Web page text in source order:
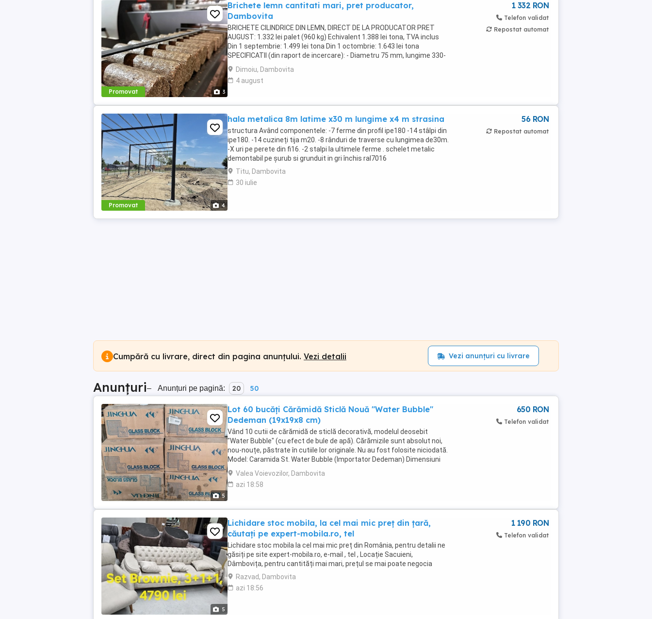
Promovat 3
Brichete lemn cantitati mari, pret producator,
Dambovita
BRICHETE CILINDRICE DIN LEMN, DIRECT DE LA PRODUCATOR PRET
AUGUST: 1.332 lei palet (960 kg) Echivalent 1.388 lei tona, TVA inclus
Din 1 septembrie: 1.499 lei tona Din 1 octombrie: 1.643 lei tona
SPECIFICATII (din raport de incercare): - Diametru 75 mm, lungime 330-
340 mm - Putere calorica superioara ...
Dimoiu, Dambovita
4 august
1 332 RON
Telefon validat
Repostat automat
Promovat 4
hala metalica 8m latime x30 m lungime x4 m strasina
structura Având componentele: -7 ferme din profil ipe180 -14 stâlpi din
ipe180. -14 cuzineți tija m20. -8 rânduri de traverse cu lungimea de30m.
-X uri pe perete din fi16. -2 stalpi la ultimele ferme . schelet metalic
demontabil pe șurub si grunduit in gri închis ral7016
Titu, Dambovita
30 iulie
56 RON
Repostat automat
Cumpără cu livrare, direct din pagina anunțului. Vezi detalii Vezi anunțuri cu livrare
Anunțuri– Anunțuri pe pagină: 20 50
5
Lot 60 bucăți Cărămidă Sticlă Nouă "Water Bubble"
Dedeman (19x19x8 cm)
Vând 10 cutii de cărămidă de sticlă decorativă, modelul deosebit
"Water Bubble" (cu efect de bule de apă). Cărămizile sunt absolut noi,
nou-nouțe, păstrate în cutiile lor originale. Nu au fost folosite niciodată.
Model: Caramida St. Water Bubble (Importator Dedeman) Dimensiuni
bucată: 190 mm x 190 mm ...
Valea Voievozilor, Dambovita
azi 18:58
650 RON
Telefon validat
5
Lichidare stoc mobila, la cel mai mic preț din țară,
căutați pe expert-mobila.ro, tel
Lichidare stoc mobila la cel mai mic preț din România, pentru detalii ne
găsiți pe site expert-mobila.ro, e-mail , tel , Locație Sacuieni,
Dâmbovița, pentru cantități mai mari, prețul se mai poate negocia
Razvad, Dambovita
azi 18:56
1 190 RON
Telefon validat